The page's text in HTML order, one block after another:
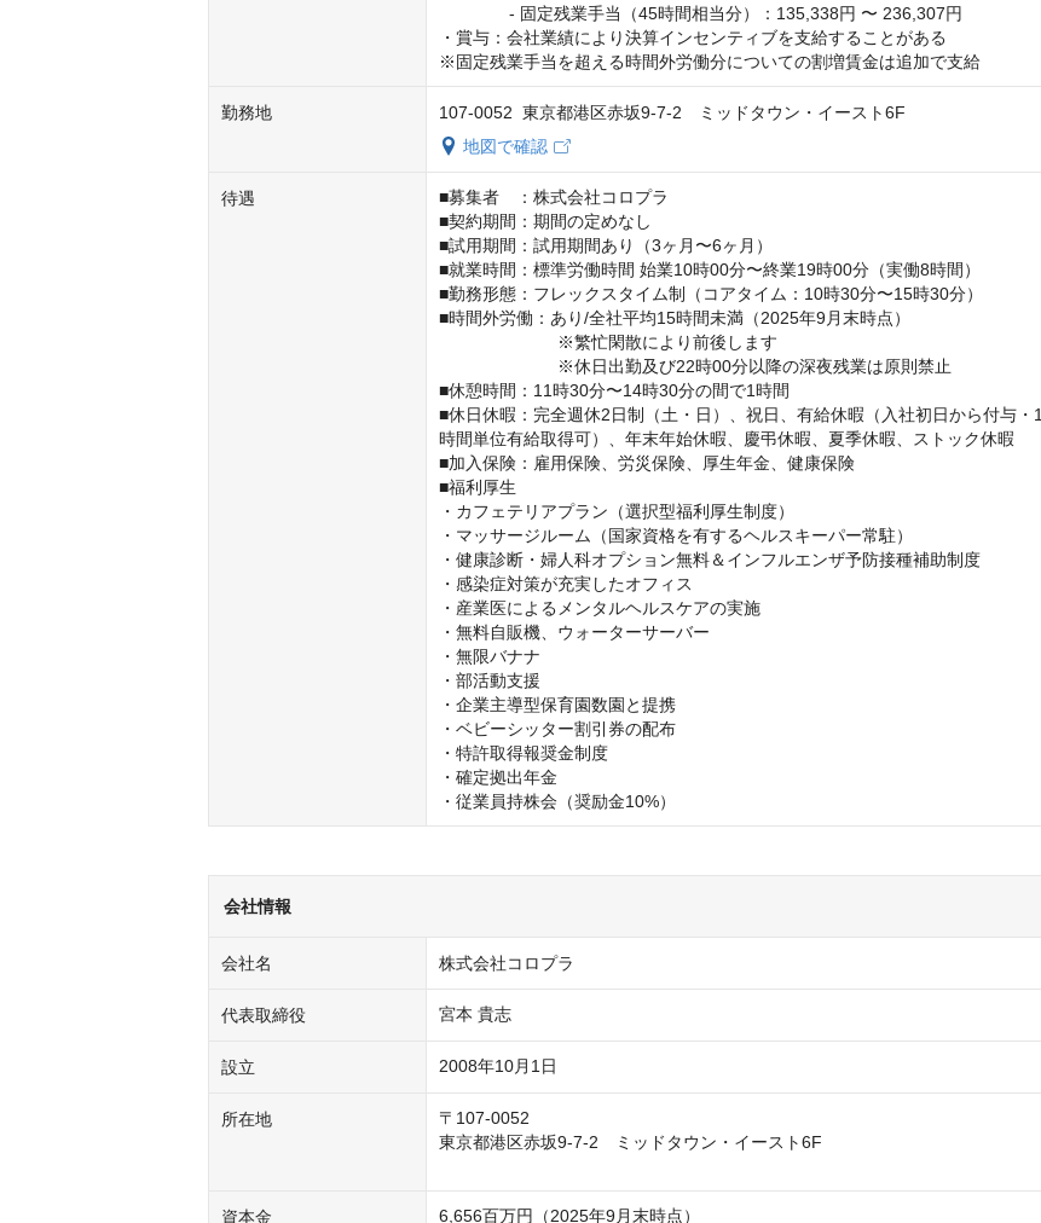
- 固定残業手当（45時間相当分）：135,338円 〜 236,307円
・賞与：会社業績により決算インセンティブを支給することがある
※固定残業手当を超える時間外労働分についての割増賃金は追加で支給
勤務地
107-0052 東京都港区赤坂9-7-2 ミッドタウン・イースト6F
地図で確認
待遇
■募集者　：株式会社コロプラ
■契約期間：期間の定めなし
■試用期間：試用期間あり（3ヶ月〜6ヶ月）
■就業時間：標準労働時間 始業10時00分〜終業19時00分（実働8時間）
■勤務形態：フレックスタイム制（コアタイム：10時30分〜15時30分）
■時間外労働：あり/全社平均15時間未満（2025年9月末時点）
※繁忙閑散により前後します
※休日出勤及び22時00分以降の深夜残業は原則禁止
■休憩時間：11時30分〜14時30分の間で1時間
■休日休暇：完全週休2日制（土・日）、祝日、有給休暇（入社初日から付与・1
時間単位有給取得可）、年末年始休暇、慶弔休暇、夏季休暇、ストック休暇
■加入保険：雇用保険、労災保険、厚生年金、健康保険
■福利厚生
・カフェテリアプラン（選択型福利厚生制度）
・マッサージルーム（国家資格を有するヘルスキーパー常駐）
・健康診断・婦人科オプション無料＆インフルエンザ予防接種補助制度
・感染症対策が充実したオフィス
・産業医によるメンタルヘルスケアの実施
・無料自販機、ウォーターサーバー
・無限バナナ
・部活動支援
・企業主導型保育園数園と提携
・ベビーシッター割引券の配布
・特許取得報奨金制度
・確定拠出年金
・従業員持株会（奨励金10%）
会社情報
会社名 株式会社コロプラ
代表取締役 宮本 貴志
設立 2008年10月1日
所在地
〒107-0052
東京都港区赤坂9-7-2　ミッドタウン・イースト6F
資本金 6,656百万円（2025年9月末時点）